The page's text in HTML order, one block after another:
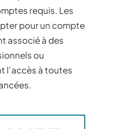
requis. Les
pour un compte
associé à des
ou
l’accès à toutes